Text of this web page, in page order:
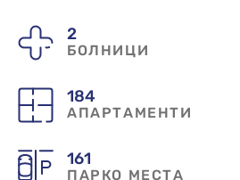
2
БОЛНИЦИ
184
АПАРТАМЕНТИ
161